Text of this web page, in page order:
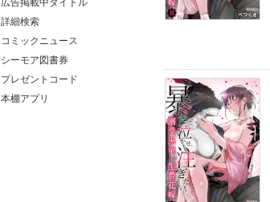
広告掲載中タイトル
詳細検索
コミックニュース
シーモア図書券
プレゼントコード
本棚アプリ